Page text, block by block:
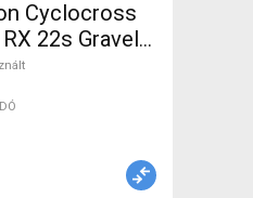
Cyclocross
22s Gravel /
ELADÓ